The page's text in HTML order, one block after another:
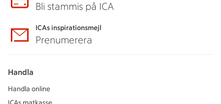
Bli stammis på ICA
ICAs inspirationsmejl
Prenumerera
Handla
Handla online